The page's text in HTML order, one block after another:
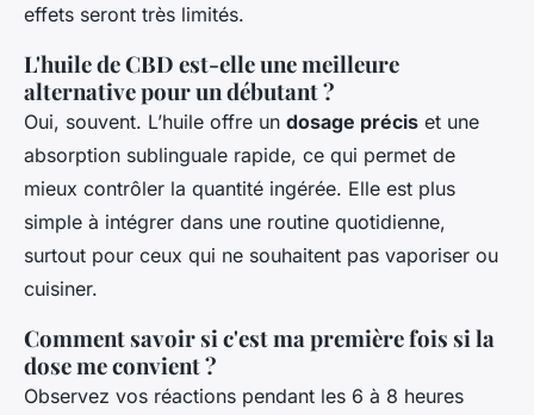
effets seront très limités.
L'huile de CBD est-elle une meilleure
alternative pour un débutant ?
Oui, souvent. L’huile offre un dosage précis et une
absorption sublinguale rapide, ce qui permet de
mieux contrôler la quantité ingérée. Elle est plus
simple à intégrer dans une routine quotidienne,
surtout pour ceux qui ne souhaitent pas vaporiser ou
cuisiner.
Comment savoir si c'est ma première fois si la
dose me convient ?
Observez vos réactions pendant les 6 à 8 heures